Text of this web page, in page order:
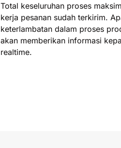
Total keseluruhan proses
kerja pesanan sudah terkirim.
keterlambatan dalam proses
akan memberikan informasi
realtime.